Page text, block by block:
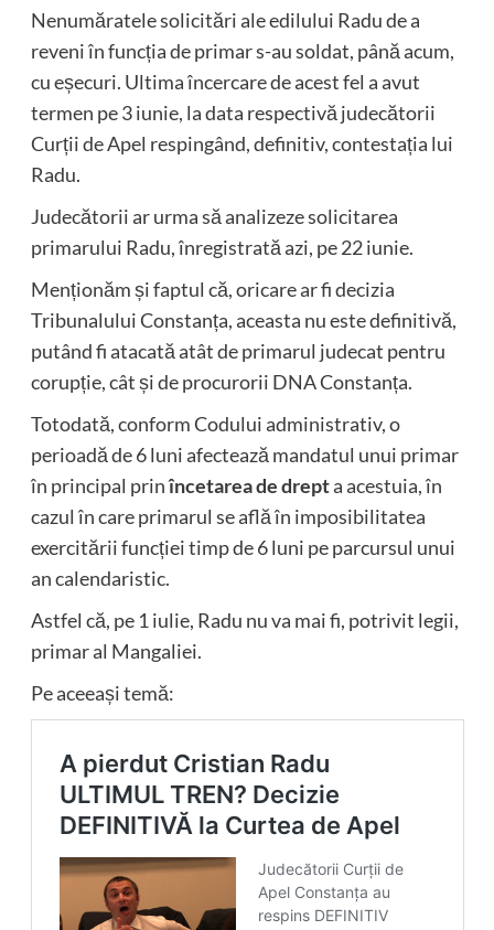
Nenumăratele solicitări ale edilului Radu de a
reveni în funcția de primar s-au soldat, până acum,
cu eșecuri. Ultima încercare de acest fel a avut
termen pe 3 iunie, la data respectivă judecătorii
Curții de Apel respingând, definitiv, contestația lui
Radu.
Judecătorii ar urma să analizeze solicitarea
primarului Radu, înregistrată azi, pe 22 iunie.
Menționăm și faptul că, oricare ar fi decizia
Tribunalului Constanța, aceasta nu este definitivă,
putând fi atacată atât de primarul judecat pentru
corupție, cât și de procurorii DNA Constanța.
Totodată, conformCodului administrativ, o
perioadă de 6 luni afectează mandatul unui primar
în principal prinîncetarea de drepta acestuia, în
cazul în care primarul se află în imposibilitatea
exercitării funcției timp de 6 luni pe parcursul unui
an calendaristic.
Astfel că, pe 1 iulie, Radu nu va mai fi, potrivit legii,
primar al Mangaliei.
Pe aceeași temă: